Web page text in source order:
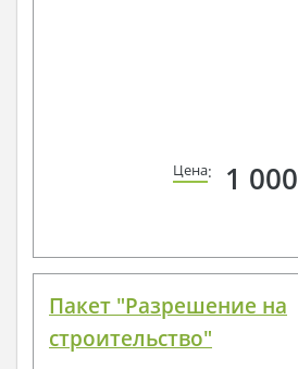
Цена: 1 000
Пакет "Разрешение на
строительство"